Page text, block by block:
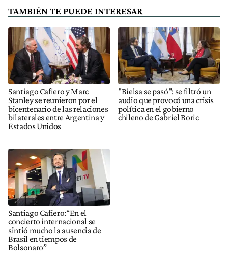
TAMBIÉN TE PUEDE INTERESAR
Santiago Cafiero y Marc
Stanley se reunieron por el
bicentenario de las relaciones
bilaterales entre Argentina y
Estados Unidos
"Bielsa se pasó": se filtró un
audio que provocó una crisis
política en el gobierno
chileno de Gabriel Boric
Santiago Cafiero:“En el
concierto internacional se
sintió mucho la ausencia de
Brasil en tiempos de
Bolsonaro”